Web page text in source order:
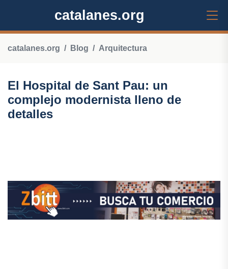
catalanes.org
catalanes.org Blog Arquitectura
El Hospital de Sant Pau: un
complejo modernista lleno de
detalles